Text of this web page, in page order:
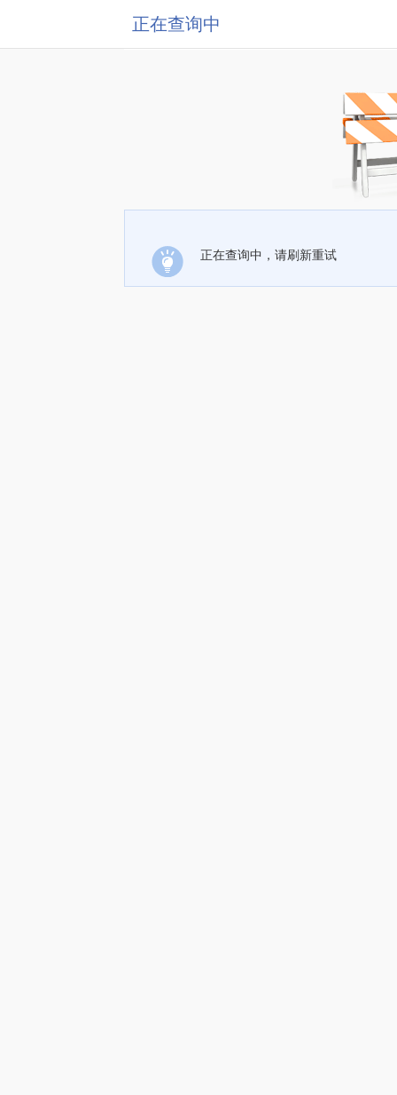
正在查询中
正在查询中，请刷新重试